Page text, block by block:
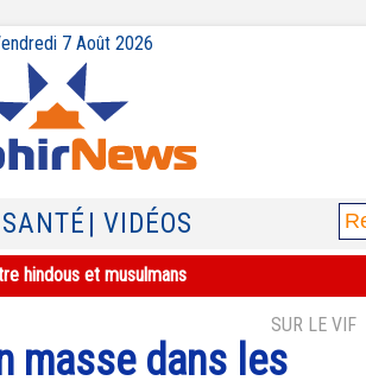
7 Août 2026
| SANTÉ | VIDÉOS
hindous et musulmans
SUR LE VIF
masse dans les